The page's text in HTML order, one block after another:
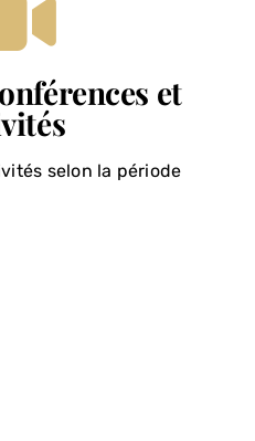
et
selon la période